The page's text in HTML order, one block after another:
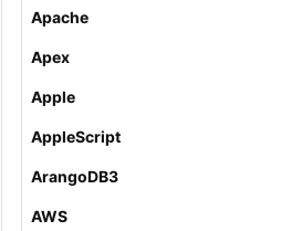
Apache
Apex
Apple
AppleScript
ArangoDB3
AWS